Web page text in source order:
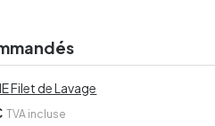
Filet de Lavage
TVA incluse